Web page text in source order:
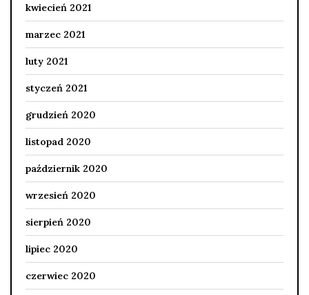
kwiecień 2021
marzec 2021
luty 2021
styczeń 2021
grudzień 2020
listopad 2020
październik 2020
wrzesień 2020
sierpień 2020
lipiec 2020
czerwiec 2020